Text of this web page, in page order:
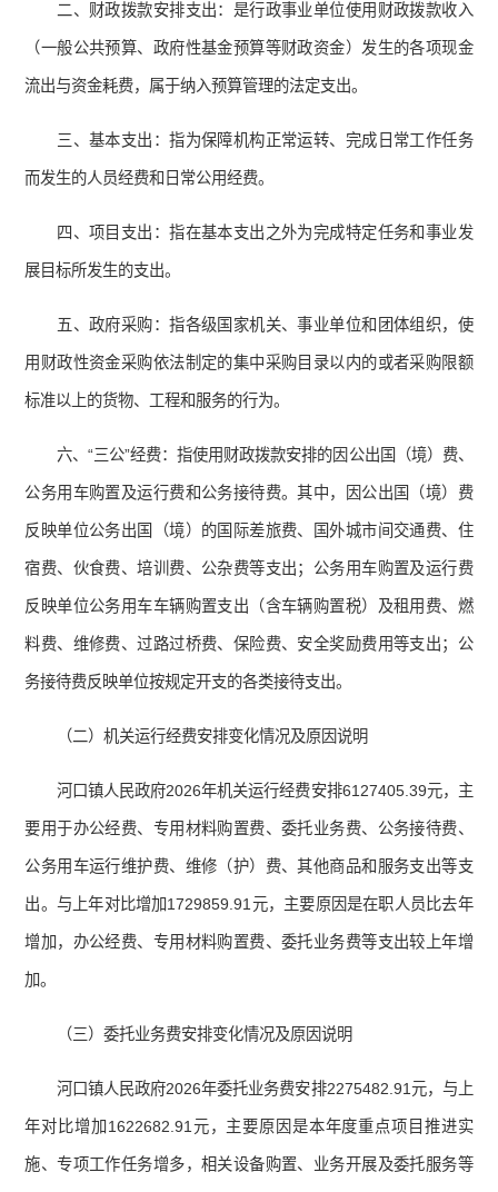
二、财政拨款安排支出：是行政事业单位使用财政拨款收入
（一般公共预算、政府性基金预算等财政资金）发生的各项现金
流出与资金耗费，属于纳入预算管理的法定支出。
三、基本支出：指为保障机构正常运转、完成日常工作任务
而发生的人员经费和日常公用经费。
四、项目支出：指在基本支出之外为完成特定任务和事业发
展目标所发生的支出。
五、政府采购：指各级国家机关、事业单位和团体组织，使
用财政性资金采购依法制定的集中采购目录以内的或者采购限额
标准以上的货物、工程和服务的行为。
六、“三公”经费：指使用财政拨款安排的因公出国（境）费、
公务用车购置及运行费和公务接待费。其中，因公出国（境）费
反映单位公务出国（境）的国际差旅费、国外城市间交通费、住
宿费、伙食费、培训费、公杂费等支出；公务用车购置及运行费
反映单位公务用车车辆购置支出（含车辆购置税）及租用费、燃
料费、维修费、过路过桥费、保险费、安全奖励费用等支出；公
务接待费反映单位按规定开支的各类接待支出。
（二）机关运行经费安排变化情况及原因说明
河口镇人民政府2026年机关运行经费安排6127405.39元，主
要用于办公经费、专用材料购置费、委托业务费、公务接待费、
公务用车运行维护费、维修（护）费、其他商品和服务支出等支
出。与上年对比增加1729859.91元，主要原因是在职人员比去年
增加，办公经费、专用材料购置费、委托业务费等支出较上年增
加。
（三）委托业务费安排变化情况及原因说明
河口镇人民政府2026年委托业务费安排2275482.91元，与上
年对比增加1622682.91元，主要原因是本年度重点项目推进实
施、专项工作任务增多，相关设备购置、业务开展及委托服务等